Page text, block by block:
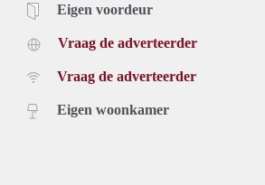
Eigen voordeur
Vraag de adverteerder
Vraag de adverteerder
Eigen woonkamer